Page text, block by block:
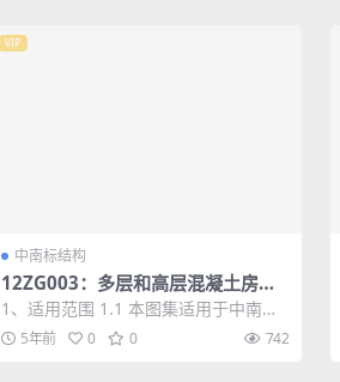
VIP
中南标结构
12ZG003：多层和高层混凝土房屋
结构抗震构造
1、适用范围 1.1 本图集适用于中南地
区抗震设防烈度为6、7、8度的地区。
当建...
5年前 0 0 742